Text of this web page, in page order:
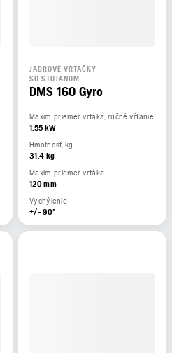
JADROVÉ VŔTAČKY
SO STOJANOM
DMS 160 Gyro
Maxim. priemer vrtáka, ručné vŕtanie
1,55 kW
Hmotnosť, kg
31,4 kg
Maxim. priemer vrtáka
120 mm
Vychýlenie
+/- 90º